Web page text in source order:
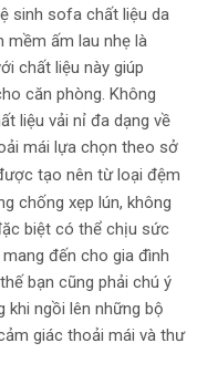
sinh sofa chất liệu da
mềm ấm lau nhẹ là
chất liệu này giúp
căn phòng. Không
liệu vải nỉ đa dạng về
mái lựa chọn theo sở
tạo nên từ loại đệm
chống xẹp lún, không
biệt có thể chịu sức
đến cho gia đình
bạn cũng phải chú ý
ngồi lên những bộ
giác thoải mái và thư